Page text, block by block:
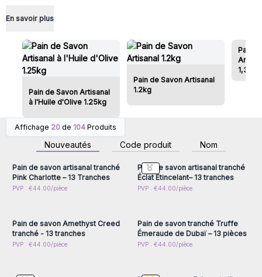
En savoir plus
Pain de Savon Artisanal
à l'Huile d'Olive 1.25kg
Pain de Savon Artisanal
1.2kg
Pains
1,3 kg
Affichage 20 de 104 Produits
Nouveautés Code produit Nom
Connectez-vous ou
inscrivez-vous pour
accéder aux prix de gros
Pain de savon artisanal tranché
Pink Charlotte – 13 Tranches
PVP : €44.00/pièce
inscrivez-vous pour
accéder aux prix de gros
Pain de savon artisanal tranché
Éclat Étincelant– 13 tranches
PVP : €44.00/pièce
Connectez-vous ou
Pain de savon Amethyst Creed
tranché - 13 tranches
PVP : €44.00/pièce
Connectez-vous ou
Pain de savon tranché Truffe
Émeraude de Dubaï – 13 pièces
PVP : €44.00/pièce
Connectez-vous ou
Connectez-vous ou